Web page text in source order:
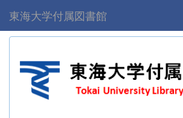
東海大学付属図書館